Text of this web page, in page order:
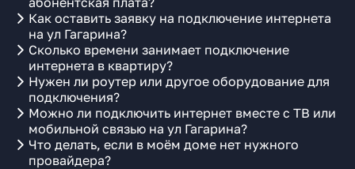
Как оставить заявку на подключение интернета
на ул Гагарина?
Сколько времени занимает подключение
интернета в квартиру?
Нужен ли роутер или другое оборудование для
подключения?
Можно ли подключить интернет вместе с ТВ или
мобильной связью на ул Гагарина?
Что делать, если в моём доме нет нужного
провайдера?